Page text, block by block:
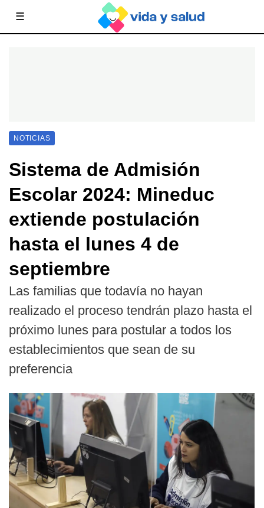
☰
NOTICIAS
Sistema de Admisión
Escolar 2024: Mineduc
extiende postulación
hasta el lunes 4 de
septiembre
Las familias que todavía no hayan
realizado el proceso tendrán plazo hasta el
próximo lunes para postular a todos los
establecimientos que sean de su
preferencia